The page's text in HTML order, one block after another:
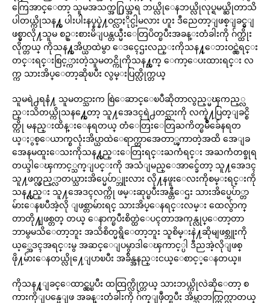
ကြေအာင္ေတာ့ သူမအသက္အ႐ြယ္အရ ဘယ္လိုေနဘယ္လိုလုပ္ရမယ္ဆိုတာသိ
ပါတယ္ကိုသန႔္က ပါးပါးနပ္နပ္နဲ႔ဝင္လာႏိုင္ပါ့မလား ဟူး ဒီညေတာ့ျဖစ္ျခင္မွျ
ဖစ္မွာလို႔သူမ စဥ္းစားမိျပန္တယ္မီးေတြပိတ္ၿပီးအခန္းတံခါးကို ဂ်က္ထိုး
လိုက္တယ္ ကိုသန႔္ကအိပ္ယာထဲမွာ ေဒၚေဌးလည္းကိုသန႔္ေဘးဝင္လွဲရင္း
တင္းရင္းစြင့္ကားတဲ့သူမတင္ကိုကိုသန႔္ဘက္ ေကာ့ေပးထားရင္း လ
က္က သားအိပ္ေတာ့ဆိုၿပီး လွမ္းပြတ္လိုက္တယ္
သူမရဲ႕ရနံ႔ သူမတင္သားက စြဲေဆာင္ေၿပီဆိုတာလွည့္မၾကည့္လ
ည္းသိတယ္ကိုသန႔္ကေတာ့ သူ႔အေဒၚရဲ႕တင္သားကို လက္နဲ႔ပြတ္ျခင္စိ
တ္ကို မနည္းထိန္းေနရတယ္ တံေတြးေတြႀကိတ္ၿမိဳခ်ေနရတ
ယ္ႏွစ္ေယာက္စလုံးအိပ္ယာထဲေရာက္တာအေတာ္ၾကာတဲ့အထိ အေျခ
အေနမထူးေသးကိုသန႔္လည္းေတြးရင္းႀကံရင္း အႀကံတစ္ခုရ
တယ္ဒါေၾကာင့္သက္ျပင္းကို အသံျမည္ေအာင္ခ်ေတာ့ သူ႔အေဒၚ
သူ႔ဖက္လွည့္လာတယ္သားအိပ္မေပ်ာ္ဘူးလား လို႔နဖူးေလးကိုစမ္းရင္းကို
သန႔္လည္း သူ႔အေဒၚလက္ကို ဖမ္းဆုပ္ၿပီးအန္တီေဌး သားအိပ္မေပ်ာ္တာ
မ်ားေနၿပီအဲ့လို ျဖစ္တာမ်ားရင္ သားအိပ္ေနရင္းလမ္း ထေလွ်ာက္
တာတို႔ျဖစ္တတ္ တယ္ ေနာက္ၿပီးစိတ္ထဲေပၚတာအကုန္လုပ္ေတာ့တာ
ဘာမွမသိေတာ့ဘူး အသိစိတ္မရွိေတာ့ဘူး သူစိမ္းနဲ႔ဆိုမျဖစ္ဘူးကို
ယ့္အေဒၚအရင္းမွ အဆင္ေျပမွာဒါေၾကာင့္ပါ ဒီညအဲ့လိုျဖစ္
ဖို႔မ်ားေနတယ္လို႔ေျပာၿပီး အခ်ိန္အနည္းငယ္ေစာင့္ေနတယ္။
ကိုသန႔္ျခင္ေထာင္လွပ္ၿပီး ထထြက္လိုက္တယ္ သားဘယ္ကိုလဲဆိုေတာ့ စ
ကားကိုျပန္မေျဖ အခန္းတံခါးကို ဂ်က္ျဖဳုတ္ၿပီး အိမ္သာဘက္ထြက္လာတယ္